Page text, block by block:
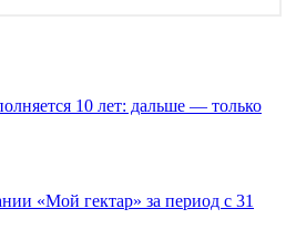
10 лет: дальше — только
«Мой гектар» за период с 31